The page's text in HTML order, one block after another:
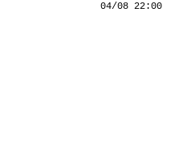
04/08 22:00